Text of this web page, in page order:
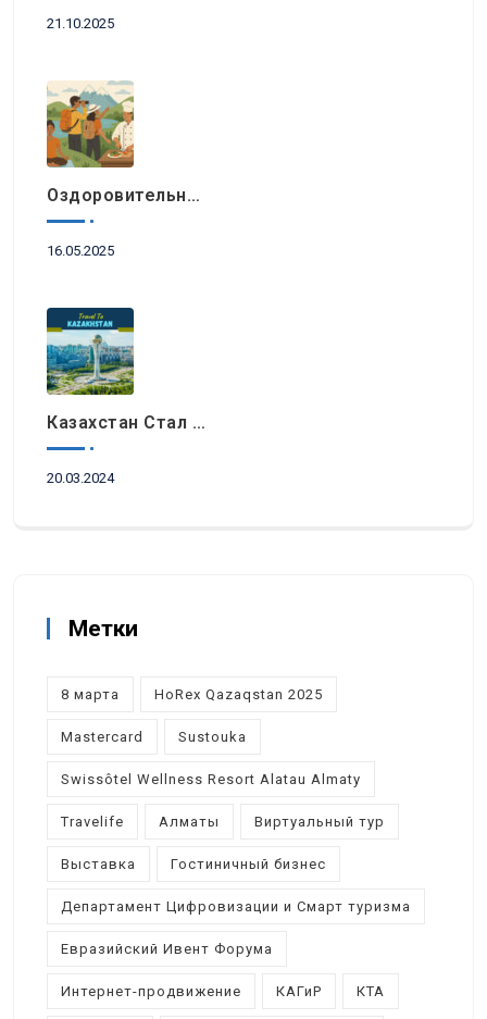
21.10.2025
Оздоровительный Отдых, Знакомство С Природными Достопримечательностями И Гастрономический Туризм Возглавляют Список Туристических Трендов 2025 Года В Регионе EEMEA
16.05.2025
Казахстан Стал Топовым Направлением Для Туристов Из ОАЭ Во Время Ораза-Айта
20.03.2024
Метки
8 марта HoRex Qazaqstan 2025
Mastercard Sustouka
Swissôtel Wellness Resort Alatau Almaty
Travelife Алматы Виртуальный тур
Выставка Гостиничный бизнес
Департамент Цифровизации и Смарт туризма
Евразийский Ивент Форума
Интернет-продвижение КАГиР КТА